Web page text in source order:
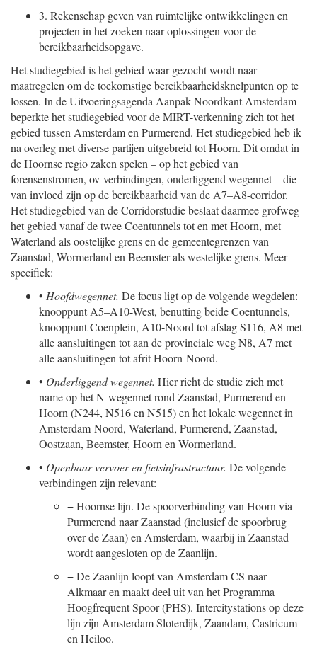
3. Rekenschap geven van ruimtelijke ontwikkelingen en
projecten in het zoeken naar oplossingen voor de
bereikbaarheidsopgave.
Het studiegebied is het gebied waar gezocht wordt naar
maatregelen om de toekomstige bereikbaarheidsknelpunten op te
lossen. In de Uitvoeringsagenda Aanpak Noordkant Amsterdam
beperkte het studiegebied voor de MIRT-verkenning zich tot het
gebied tussen Amsterdam en Purmerend. Het studiegebied heb ik
na overleg met diverse partijen uitgebreid tot Hoorn. Dit omdat in
de Hoornse regio zaken spelen – op het gebied van
forensenstromen, ov-verbindingen, onderliggend wegennet – die
van invloed zijn op de bereikbaarheid van de A7–A8-corridor.
Het studiegebied van de Corridorstudie beslaat daarmee grofweg
het gebied vanaf de twee Coentunnels tot en met Hoorn, met
Waterland als oostelijke grens en de gemeentegrenzen van
Zaanstad, Wormerland en Beemster als westelijke grens. Meer
specifiek:
• Hoofdwegennet. De focus ligt op de volgende wegdelen:
knooppunt A5–A10-West, benutting beide Coentunnels,
knooppunt Coenplein, A10-Noord tot afslag S116, A8 met
alle aansluitingen tot aan de provinciale weg N8, A7 met
alle aansluitingen tot afrit Hoorn-Noord.
• Onderliggend wegennet. Hier richt de studie zich met
name op het N-wegennet rond Zaanstad, Purmerend en
Hoorn (N244, N516 en N515) en het lokale wegennet in
Amsterdam-Noord, Waterland, Purmerend, Zaanstad,
Oostzaan, Beemster, Hoorn en Wormerland.
• Openbaar vervoer en fietsinfrastructuur. De volgende
verbindingen zijn relevant:
−Hoornse lijn. De spoorverbinding van Hoorn via
Purmerend naar Zaanstad (inclusief de spoorbrug
over de Zaan) en Amsterdam, waarbij in Zaanstad
wordt aangesloten op de Zaanlijn.
−De Zaanlijn loopt van Amsterdam CS naar
Alkmaar en maakt deel uit van het Programma
Hoogfrequent Spoor (PHS). Intercitystations op deze
lijn zijn Amsterdam Sloterdijk, Zaandam, Castricum
en Heiloo.